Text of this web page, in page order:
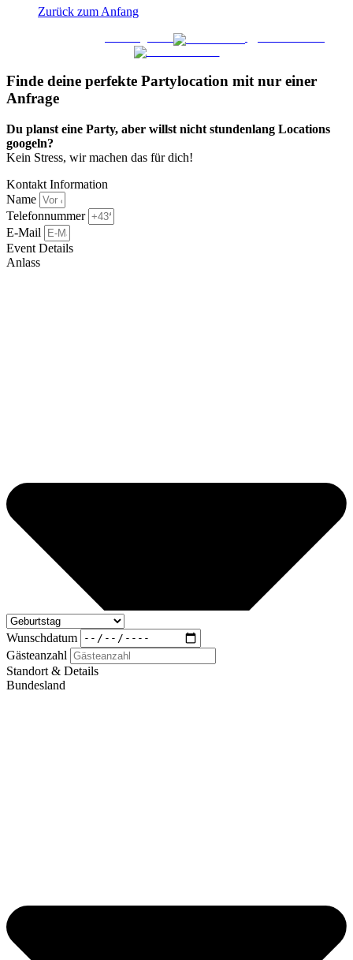
Zurück zum Anfang
Finde deine perfekte Partylocation mit nur einer
Anfrage​
Du planst eine Party, aber willst nicht stundenlang Locations
googeln?
Kein Stress, wir machen das für dich!
Kontakt Information
Name
Telefonnummer
E-Mail
Event Details
Anlass
Wunschdatum
Gästeanzahl
Standort & Details
Bundesland